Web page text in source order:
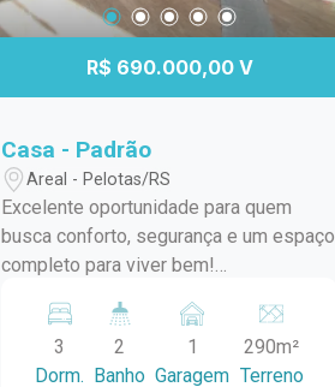
R$ 690.000,00 V
Casa - Padrão
Areal - Pelotas/RS
Excelente oportunidade para quem
busca conforto, segurança e um espaço
completo para viver bem!
dormitórios, sendo 1 suíte 2 banheiros
+ lavabo Ampla sala de estar Cozinha
funcional com armários Lavanderia
3
Dorm.
2
Banho
1
Garagem
290m²
Terreno